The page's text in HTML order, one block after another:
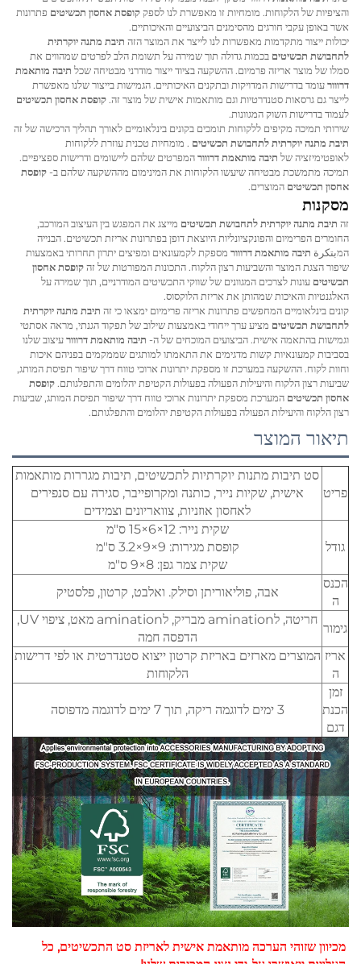
והציפיות של הלקוחות. מומחיות זו מאפשרת לנו לספקקופסת אחסון תכשיטים פתרונות
אשר באופן עקבי חורגים מהסימנים הביצועיים והאיכותיים.
יכולות ייצור מתקדמות מאפשרות לנו לייצר את המוצר הזה תיבת מתנה יוקרתית
לתחבושת תכשיטים בכמות גדולה תוך שמירה על תשומת הלב לפרטים שמהווים את
סמלו של מוצר אריזה פרמיום. ההשקעה בציוד ייצור מודרני מבטיחה שכל תיבה מותאמת
דרווורעומד בדרישות המדויקות ובתקנים האיכותיים. הגמישות בייצור שלנו מאפשרת
לייצר גם גרסאות סטנדרטיות וגם מותאמות אישית של מוצר זה. קופסת אחסון תכשיטים
לעמוד בדרישות השוק המגוונות.
שירותי תמיכה מקיפים ללקוחות תומכים בקונים בינלאומיים לאורך תהליך הרכישה של זה
תיבת מתנה יוקרתית לתחבושת תכשיטים . מומחיות טכנית עוזרת ללקוחות
לאופטימיזציה של תיבה מותאמת דרווורהמפרטים שלהם ליישומים ודרישות ספציפיים.
תמיכה מתמשכת מבטיחה שיעשו הלקוחות את המינימום מההשקעה שלהם ב-קופסת
אחסון תכשיטים המוצרים.
מסקנות
זה תיבת מתנה יוקרתית לתחבושת תכשיטים מייצג את המפגש בין העיצוב המורכב,
החומרים הפרימיום והפונקציונליות היוצאת דופן בפתרונות אריזת תכשיטים. הבנייה
המبتكرة תיבה מותאמת דרווור מספקת לקמעונאים ומפיצים יתרון תחרותי באמצעות
שיפור הצגת המוצר והשביעות רצון הלקוח. התכונות המפורטות של זהקופסת אחסון
תכשיטים עונות לצרכים המגוונים של שווקי התכשיטים המודרניים, תוך שמירה על
האלגנטיות והאיכות שמהותן את אריזת הלוקסוס.
קונים בינלאומיים המחפשים פתרונות אריזה פרימיום ימצאו כי זה תיבת מתנה יוקרתית
לתחבושת תכשיטים מציע ערך ייחודי באמצעות שילוב של תפקוד הגנתי, מראה אסתטי
וגמישות בהתאמה אישית. הביצועים המוכחים של ה- תיבה מותאמת דרווורעיצוב שלנו
בסביבות קמעונאיות קשות מדגימים את התאמתו למותגים שממקמים בפניהם איכות
וחוות לקוח. ההשקעה במערכת זו מספקת יתרונות ארוכי טווח דרך שיפור תפיסת המותג,
שביעות רצון הלקוח והיעילות הפעולה בפעולות הקטיפת יהלומים והתפלגותם. קופסת
אחסון תכשיטים המערכת מספקת יתרונות ארוכי טווח דרך שיפור תפיסת המותג, שביעות
רצון הלקוח והיעילות הפעולה בפעולות הקטיפת יהלומים והתפלגותם.
תיאור המוצר
פריט
סט תיבות מתנות יוקרתיות לתכשיטים, תיבות מגררות מותאמות
אישית, שקיות נייר, כותנה ומקרופייבר, סגירה עם סנפירים
לאחסון אוזניות, צוואריונים וצמידים
גודל
שקית נייר: 12×6×15 ס"מ
קופסת מגירות: 9×9×3.2 ס"מ
שקית צמר גפן: 8×9 ס"מ
הכנס
ה
אבה, פוליאוריתן וסילק. ואלבט, קרטון, פלסטיק
גימור
חריטה, לamination מבריק, לamination מאט, ציפוי UV,
הדפסה חמה
אריז
ה
המוצרים מארזים באריזת קרטון ייצוא סטנדרטית או לפי דרישות
הלקוחות
זמן
הכנת
דגם
3 ימים לדוגמה ריקה, תוך 7 ימים לדוגמה מדפוסה